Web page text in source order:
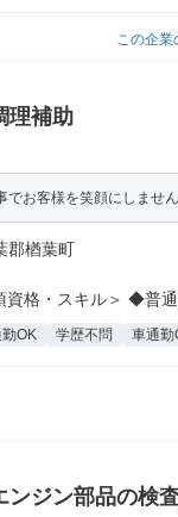
この企業
理補助
でお客様を笑顔にしませ
郡楢葉町
資格・スキル＞ ◆普
OK 学歴不問 車通勤
ンジン部品の検